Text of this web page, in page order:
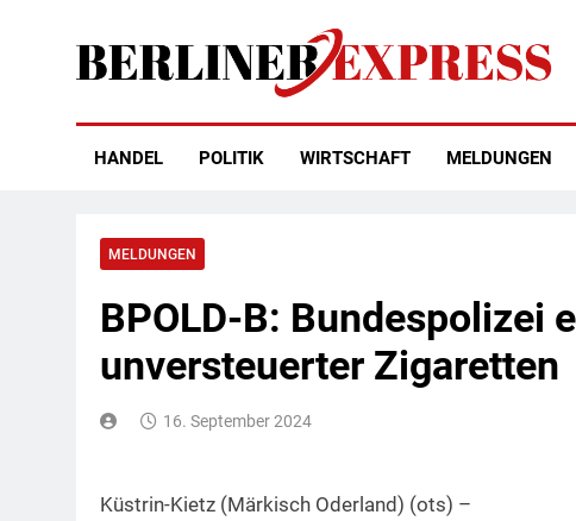
Berliner Express
HANDEL POLITIK WIRTSCHAFT MELDUNGEN
MELDUNGEN
BPOLD-B: Bundespolizei
unversteuerter Zigaretten
16. September 2024
Küstrin-Kietz (Märkisch Oderland) (ots) –